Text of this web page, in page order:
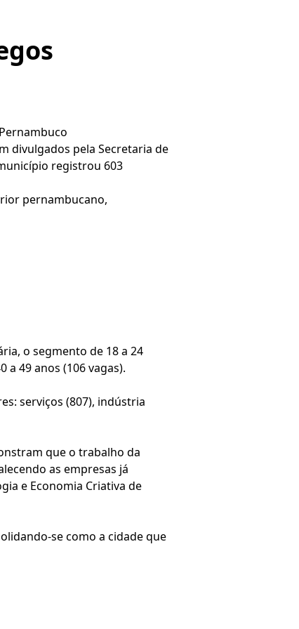
divulgados pela Secretaria de
registrou 603
pernambucano,
o segmento de 18 a 24
49 anos (106 vagas).
serviços (807), indústria
que o trabalho da
as empresas já
e Economia Criativa de
se como a cidade que